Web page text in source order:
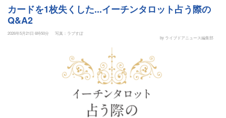
カードを1枚失くした...イーチンタロット占う際の
Q&A2
2026年5月21日 6時50分
写真：ラブすぽ
by ライブドアニュース編集部